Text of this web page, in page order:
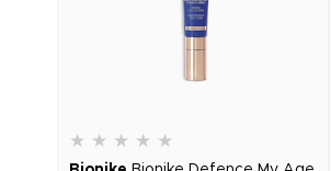
★ ★ ★ ★ ★